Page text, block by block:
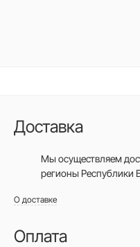
Доставка
Мы осуществляем
регионы Республики
О доставке
Оплата